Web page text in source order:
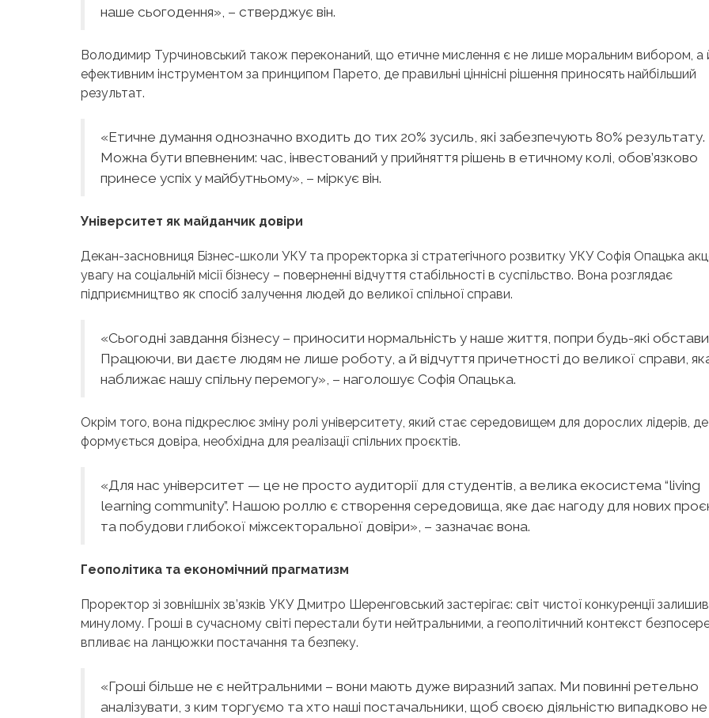
наше сьогодення», – стверджує він.
Володимир Турчиновський також переконаний, що етичне мислення є не лише моральним вибором, а
ефективним інструментом за принципом Парето, де правильні ціннісні рішення приносять найбільший
результат.
«Етичне думання однозначно входить до тих 20% зусиль, які забезпечують 80% результату.
Можна бути впевненим: час, інвестований у прийняття рішень в етичному колі, обов’язково
принесе успіх у майбутньому», – міркує він.
Університет як майданчик довіри
Декан-засновниця Бізнес-школи УКУ та проректорка зі стратегічного розвитку УКУ Софія Опацька
увагу на соціальній місії бізнесу – поверненні відчуття стабільності в суспільство. Вона розглядає
підприємництво як спосіб залучення людей до великої спільної справи.
«Сьогодні завдання бізнесу – приносити нормальність у наше життя, попри будь-які
Працюючи, ви даєте людям не лише роботу, а й відчуття причетності до великої справи,
наближає нашу спільну перемогу», – наголошує Софія Опацька.
Окрім того, вона підкреслює зміну ролі університету, який стає середовищем для дорослих лідерів, де
формується довіра, необхідна для реалізації спільних проєктів.
«Для нас університет — це не просто аудиторії для студентів, а велика екосистема “living
learning community”. Нашою роллю є створення середовища, яке дає нагоду для нових
та побудови глибокої міжсекторальної довіри», – зазначає вона.
Геополітика та економічний прагматизм
Проректор зі зовнішніх зв’язків УКУ Дмитро Шеренговський застерігає: світ чистої конкуренції
минулому. Гроші в сучасному світі перестали бути нейтральними, а геополітичний контекст
впливає на ланцюжки постачання та безпеку.
«Гроші більше не є нейтральними – вони мають дуже виразний запах. Ми повинні ретельно
аналізувати, з ким торгуємо та хто наші постачальники, щоб своєю діяльністю випадково не